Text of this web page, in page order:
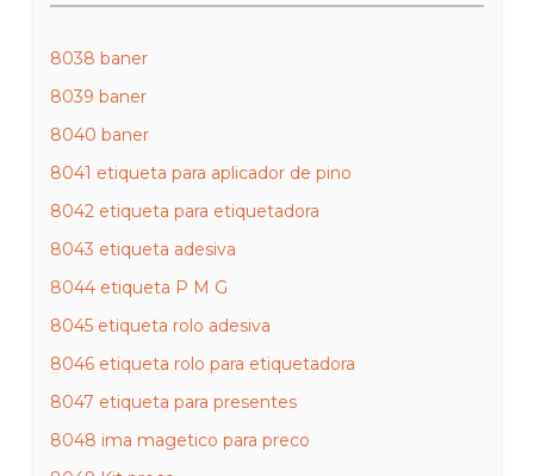
8038 baner
8039 baner
8040 baner
8041 etiqueta para aplicador de pino
8042 etiqueta para etiquetadora
8043 etiqueta adesiva
8044 etiqueta P M G
8045 etiqueta rolo adesiva
8046 etiqueta rolo para etiquetadora
8047 etiqueta para presentes
8048 ima magetico para preco